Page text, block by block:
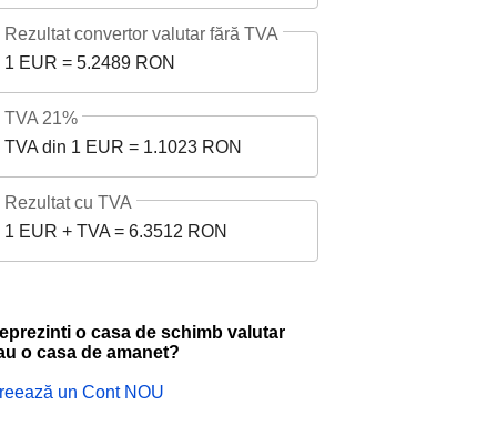
1 EUR = 5.2489 RON
Rezultat convertor valutar fără TVA
TVA din 1 EUR = 1.1023 RON
TVA 21%
1 EUR + TVA = 6.3512 RON
Rezultat cu TVA
o casa de schimb valutar
o casa de amanet?
un Cont NOU